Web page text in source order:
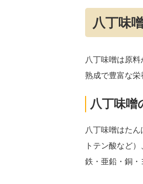
八丁味
八丁味噌は原
熟成で豊富な栄
八丁味噌
八丁味噌はた
トテン酸など
鉄・亜鉛・銅・